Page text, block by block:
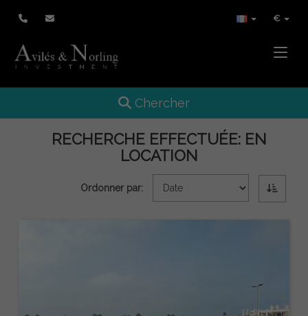
€
Toggle navigation
Chercher
RECHERCHE EFFECTUÉE: EN
LOCATION
Ordonner par: